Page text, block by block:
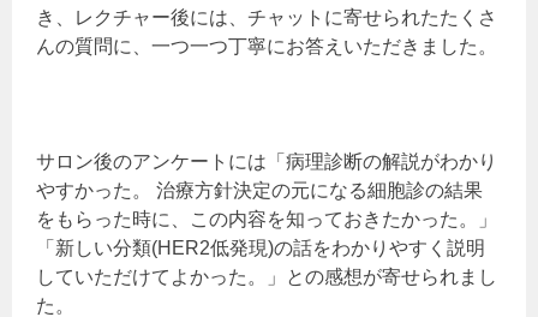
き、レクチャー後には、チャットに寄せられたたくさ
んの質問に、一つ一つ丁寧にお答えいただきました。
サロン後のアンケートには「病理診断の解説がわかり
やすかった。 治療方針決定の元になる細胞診の結果
をもらった時に、この内容を知っておきたかった。」
「新しい分類(HER2低発現)の話をわかりやすく説明
していただけてよかった。」との感想が寄せられまし
た。